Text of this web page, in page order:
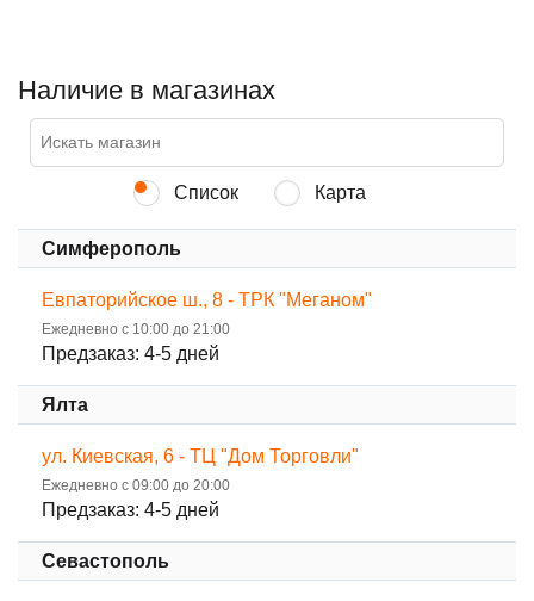
Наличие в магазинах
Список Карта
Симферополь
Евпаторийское ш., 8 - ТРК "Меганом"
Ежедневно с 10:00 до 21:00
Предзаказ: 4-5 дней
Ялта
ул. Киевская, 6 - ТЦ "Дом Торговли"
Ежедневно с 09:00 до 20:00
Предзаказ: 4-5 дней
Севастополь